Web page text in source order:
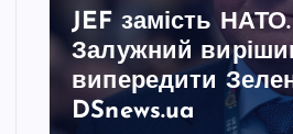
JEF замість
Залужний
випередити
DSnews.ua